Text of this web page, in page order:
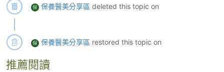
保 保養醫美分享區 deleted this topic on
保 保養醫美分享區 restored this topic on
推薦閱讀